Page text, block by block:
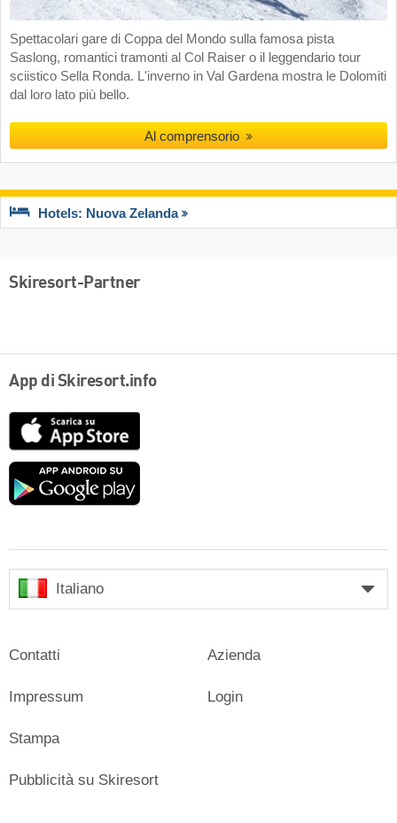
Spettacolari gare di Coppa del Mondo sulla famosa pista
Saslong, romantici tramonti al Col Raiser o il leggendario tour
sciistico Sella Ronda. L'inverno in Val Gardena mostra le Dolomiti
dal loro lato più bello.
Al comprensorio
Hotels: Nuova Zelanda
Skiresort-Partner
App di Skiresort.info
Google
Italiano
Contatti
Impressum
Stampa
Azienda
Login
Pubblicità su Skiresort